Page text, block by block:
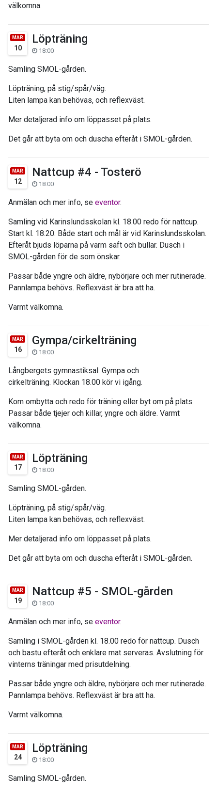
välkomna.
MAR
10
Löpträning
18:00
Samling SMOL-gården.
Löpträning, på stig/spår/väg.
Liten lampa kan behövas, och reflexväst.
Mer detaljerad info om löppasset på plats.
Det går att byta om och duscha efteråt i SMOL-gården.
MAR
12
Nattcup #4 - Tosterö
18:00
Anmälan och mer info, se eventor.
Samling vid Karinslundsskolan kl. 18.00 redo för nattcup.
Start kl. 18.20. Både start och mål är vid Karinslundsskolan.
Efteråt bjuds löparna på varm saft och bullar. Dusch i
SMOL-gården för de som önskar.
Passar både yngre och äldre, nybörjare och mer rutinerade.
Pannlampa behövs. Reflexväst är bra att ha.
Varmt välkomna.
MAR
16
Gympa/cirkelträning
18:00
Långbergets gymnastiksal. Gympa och
cirkelträning. Klockan 18.00 kör vi igång.
Kom ombytta och redo för träning eller byt om på plats.
Passar både tjejer och killar, yngre och äldre. Varmt
välkomna.
MAR
17
Löpträning
18:00
Samling SMOL-gården.
Löpträning, på stig/spår/väg.
Liten lampa kan behövas, och reflexväst.
Mer detaljerad info om löppasset på plats.
Det går att byta om och duscha efteråt i SMOL-gården.
MAR
19
Nattcup #5 - SMOL-gården
18:00
Anmälan och mer info, se eventor.
Samling i SMOL-gården kl. 18.00 redo för nattcup. Dusch
och bastu efteråt och enklare mat serveras. Avslutning för
vinterns träningar med prisutdelning.
Passar både yngre och äldre, nybörjare och mer rutinerade.
Pannlampa behövs. Reflexväst är bra att ha.
Varmt välkomna.
MAR
24
Löpträning
18:00
Samling SMOL-gården.